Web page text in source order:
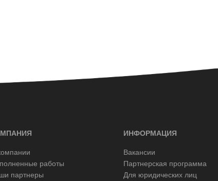
работы
партнеры
ИНФОРМАЦИЯ
Вакансии
Партнерская программа
Для юридических лиц